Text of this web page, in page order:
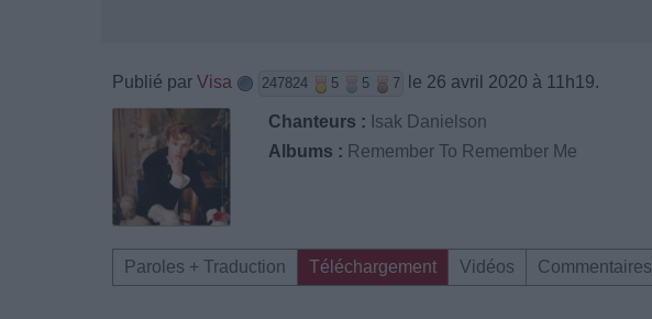
Publié par Visa 247824 5 5 7 le 26 avril 2020 à 11h19.
Chanteurs : Isak Danielson
Albums : Remember To Remember Me
Paroles + Traduction Téléchargement Vidéos Commentaires